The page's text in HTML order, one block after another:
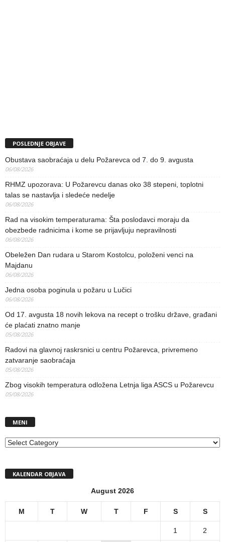
POSLEDNJE OBJAVE
Obustava saobraćaja u delu Požarevca od 7. do 9. avgusta
06/08/2026
RHMZ upozorava: U Požarevcu danas oko 38 stepeni, toplotni
talas se nastavlja i sledeće nedelje
06/08/2026
Rad na visokim temperaturama: Šta poslodavci moraju da
obezbede radnicima i kome se prijavljuju nepravilnosti
06/08/2026
Obeležen Dan rudara u Starom Kostolcu, položeni venci na
Majdanu
06/08/2026
Jedna osoba poginula u požaru u Lučici
06/08/2026
Od 17. avgusta 18 novih lekova na recept o trošku države, građani
će plaćati znatno manje
05/08/2026
Radovi na glavnoj raskrsnici u centru Požarevca, privremeno
zatvaranje saobraćaja
05/08/2026
Zbog visokih temperatura odložena Letnja liga ASCS u Požarevcu
05/08/2026
MENI
MENI
KALENDAR OBJAVA
August 2026
M T W T F S S
1 2